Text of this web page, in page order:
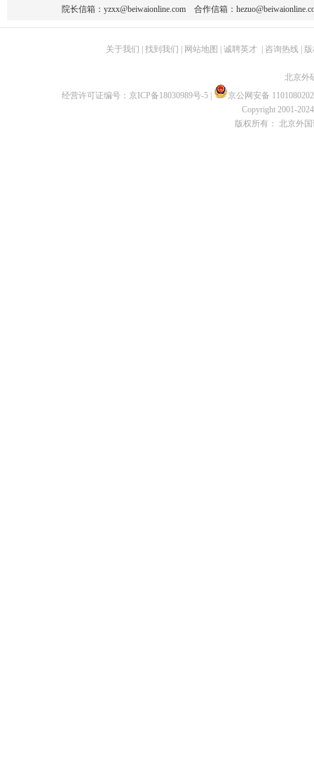
院长信箱： yzxx@beiwaionline.com 合作信箱：
关于我们 找到我们 网站地图 诚聘英才| 咨询热线|
北京外
经营许可证编号： 京ICP备18030989号-5
京公网安备
Copyright 2001-
版权所有： 北京外